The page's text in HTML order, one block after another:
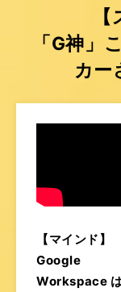
「G神」
カー
【マインド】
Google
Workspace